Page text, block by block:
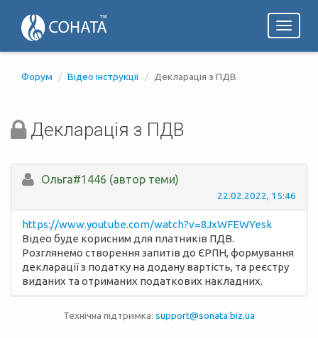
Toggle
Форум Відео інструкції Декларація з ПДВ
Декларація з ПДВ
Ольга#1446 (автор теми)
22.02.2022, 15:46
https://www.youtube.com/watch?v=8JxWFEWYesk
Відео буде корисним для платників ПДВ.
Розглянемо створення запитів до ЄРПН, формування
декларації з податку на додану вартість, та реєстру
виданих та отриманих податкових накладних.
Технічна підтримка: support@sonata.biz.ua